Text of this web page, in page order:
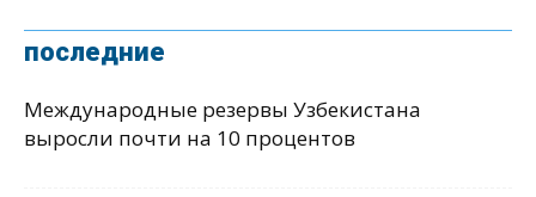
последние
Международные резервы Узбекистана
выросли почти на 10 процентов